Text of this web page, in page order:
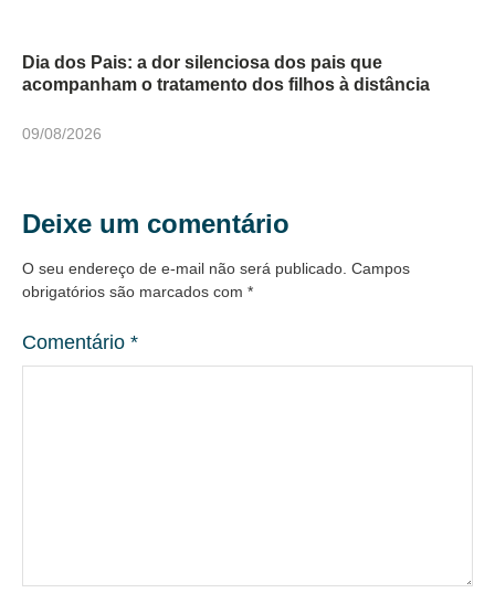
Dia dos Pais: a dor silenciosa dos pais que
acompanham o tratamento dos filhos à distância
09/08/2026
Deixe um comentário
O seu endereço de e-mail não será publicado. Campos
obrigatórios são marcados com *
Comentário *